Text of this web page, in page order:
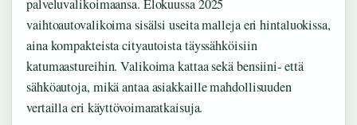
palveluvalikoimaansa. Elokuussa 2025
vaihtoautovalikoima sisälsi useita malleja eri hintaluokissa,
aina kompakteista cityautoista täyssähköisiin
katumaastureihin. Valikoima kattaa sekä bensiini- että
sähköautoja, mikä antaa asiakkaille mahdollisuuden
vertailla eri käyttövoimaratkaisuja.